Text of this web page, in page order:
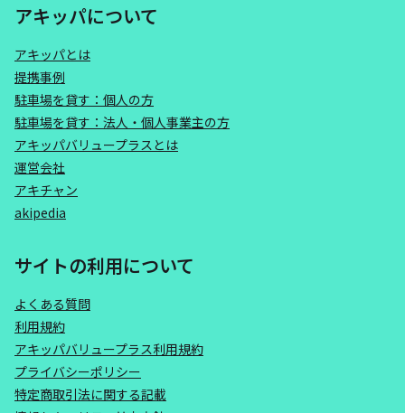
アキッパについて
アキッパとは
提携事例
駐車場を貸す：個人の方
駐車場を貸す：法人・個人事業主の方
アキッパバリュープラスとは
運営会社
アキチャン
akipedia
サイトの利用について
よくある質問
利用規約
アキッパバリュープラス利用規約
プライバシーポリシー
特定商取引法に関する記載